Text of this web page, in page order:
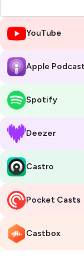
Tu peux rejoindre le
de posts et d'articles
aussi échanger avec
Rendez-vous ici :
Bonne écoute !
Hébergé par Ausha.
pour plus
YouTube
Apple
Spotify
Deezer
Castro
Pocket Casts
Castbox